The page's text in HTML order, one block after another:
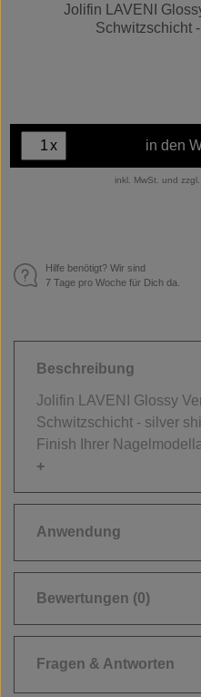
Jolifin LAVENI
Schwitzschicht
x in den
inkl. MwSt. und zzgl.
Hilfe benötigt? Wir sind
7 Tage pro Woche für Dich da.
Beschreibung
Jolifin LAVENI Glossy
Schwitzschicht - silver
Finish Ihrer
Anwendung
Bewertungen (0)
Fragen & Antworten